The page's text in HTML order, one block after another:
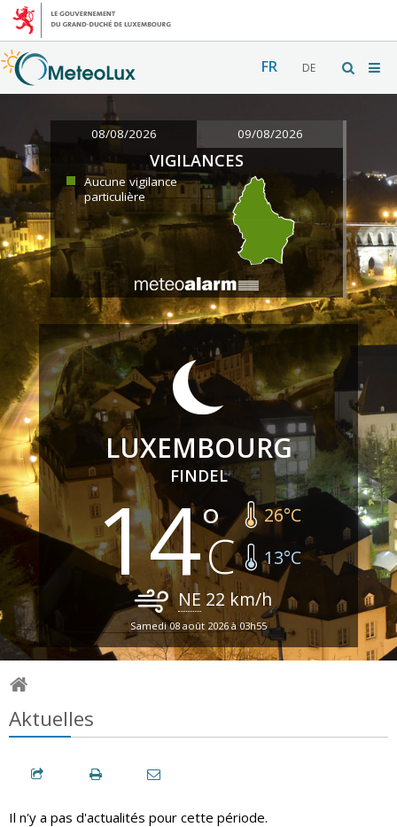
FR DE
08/08/2026 09/08/2026
VIGILANCES
Aucune vigilance
particulière
LUXEMBOURG
FINDEL
14 26°C
13°C
NE 22 km/h
Samedi 08 août 2026 à 03h55
Aktuelles
Il n'y a pas d'actualités pour cette période.